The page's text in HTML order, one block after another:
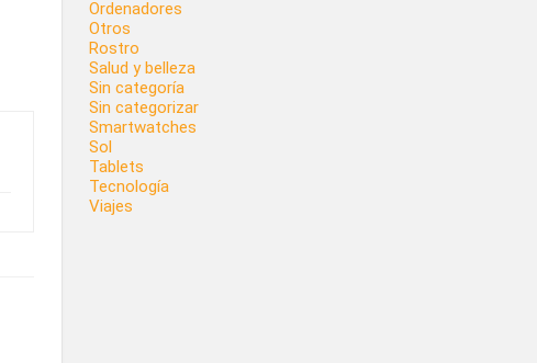
Ordenadores
Otros
Rostro
Salud y belleza
Sin categoría
Sin categorizar
Smartwatches
Sol
Tablets
Tecnología
Viajes